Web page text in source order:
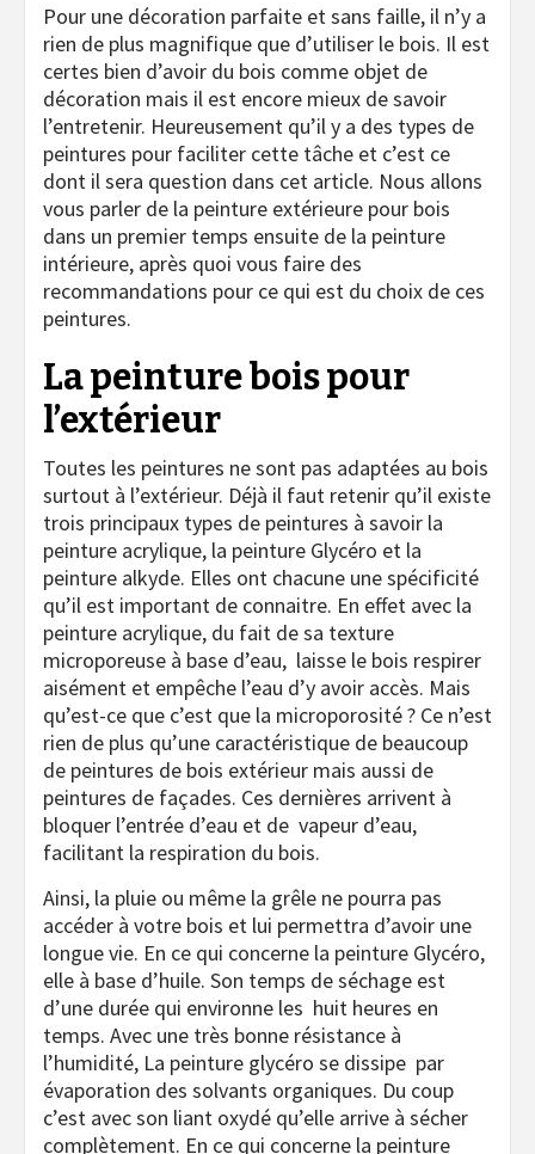
Pour une décoration parfaite et sans faille, il n’y a
rien de plus magnifique que d’utiliser le bois. Il est
certes bien d’avoir du bois comme objet de
décoration mais il est encore mieux de savoir
l’entretenir. Heureusement qu’il y a des types de
peintures pour faciliter cette tâche et c’est ce
dont il sera question dans cet article. Nous allons
vous parler de la peinture extérieure pour bois
dans un premier temps ensuite de la peinture
intérieure, après quoi vous faire des
recommandations pour ce qui est du choix de ces
peintures.
La peinture bois pour
l’extérieur
Toutes les peintures ne sont pas adaptées au bois
surtout à l’extérieur. Déjà il faut retenir qu’il existe
trois principaux types de peintures à savoir la
peinture acrylique, la peinture Glycéro et la
peinture alkyde. Elles ont chacune une spécificité
qu’il est important de connaitre. En effet avec la
peinture acrylique, du fait de sa texture
microporeuse à base d’eau, laisse le bois respirer
aisément et empêche l’eau d’y avoir accès. Mais
qu’est-ce que c’est que la microporosité ? Ce n’est
rien de plus qu’une caractéristique de beaucoup
de peintures de bois extérieur mais aussi de
peintures de façades. Ces dernières arrivent à
bloquer l’entrée d’eau et de vapeur d’eau,
facilitant la respiration du bois.
Ainsi, la pluie ou même la grêle ne pourra pas
accéder à votre bois et lui permettra d’avoir une
longue vie. En ce qui concerne la peinture Glycéro,
elle à base d’huile. Son temps de séchage est
d’une durée qui environne les huit heures en
temps. Avec une très bonne résistance à
l’humidité, La peinture glycéro se dissipe par
évaporation des solvants organiques. Du coup
c’est avec son liant oxydé qu’elle arrive à sécher
complètement. En ce qui concerne la peinture